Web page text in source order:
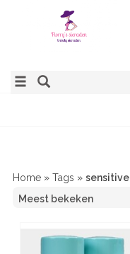
Home » Tags » sensitive